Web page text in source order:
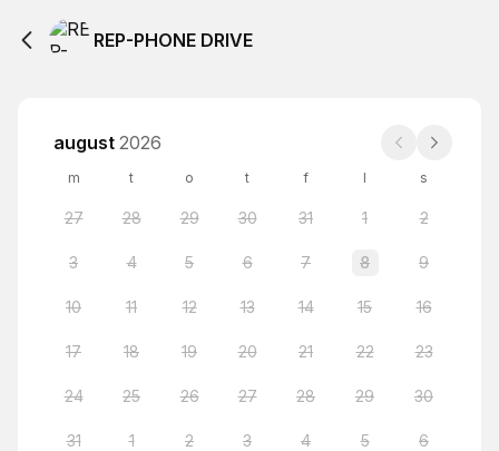
REP-PHONE DRIVE
august 2026
m t o t f l s
27 28 29 30 31 1 2
3 4 5 6 7 8 9
10 11 12 13 14 15 16
17 18 19 20 21 22 23
24 25 26 27 28 29 30
31 1 2 3 4 5 6